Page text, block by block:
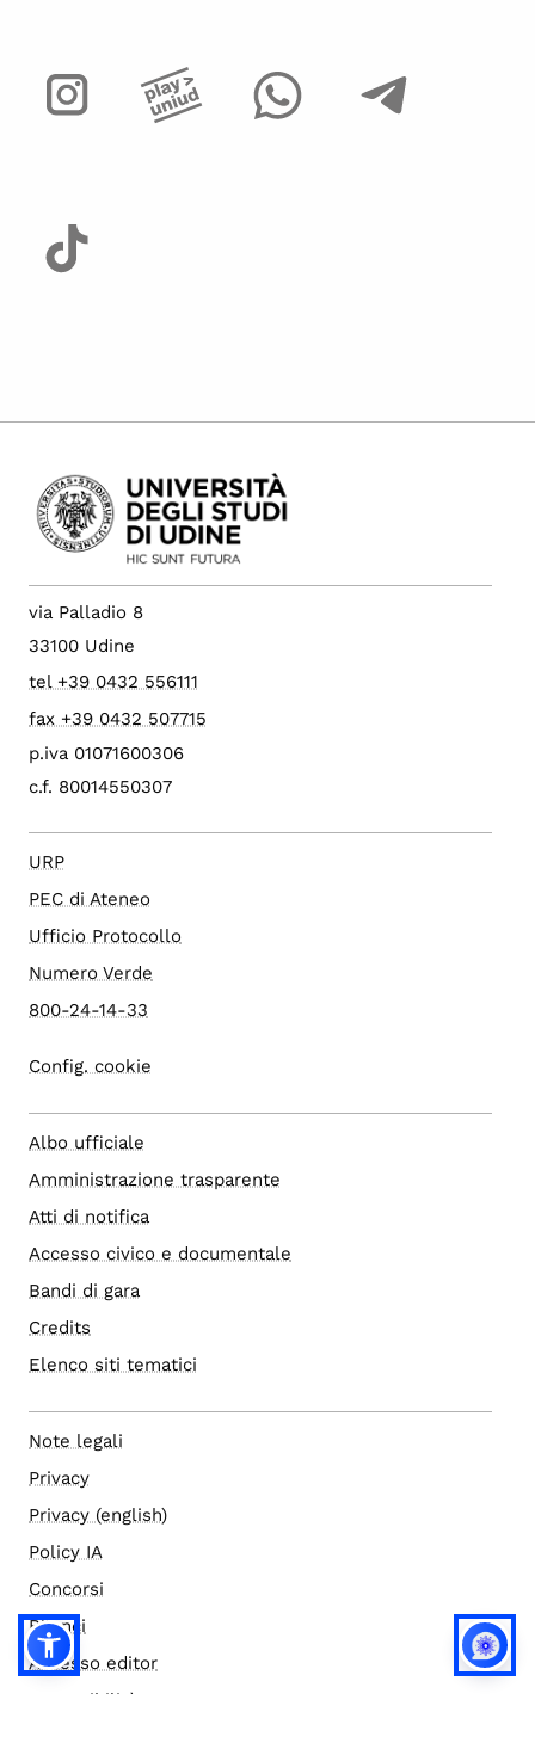
via Palladio 8
33100 Udine
tel +39 0432 556111
fax +39 0432 507715
p.iva 01071600306
c.f. 80014550307
URP
PEC di Ateneo
Ufficio Protocollo
Numero Verde
800-24-14-33
Config. cookie
Albo ufficiale
Amministrazione trasparente
Atti di notifica
Accesso civico e documentale
Bandi di gara
Credits
Elenco siti tematici
Note legali
Privacy
Privacy (english)
Policy IA
Concorsi
Bilanci
Accesso editor
Accessibilità